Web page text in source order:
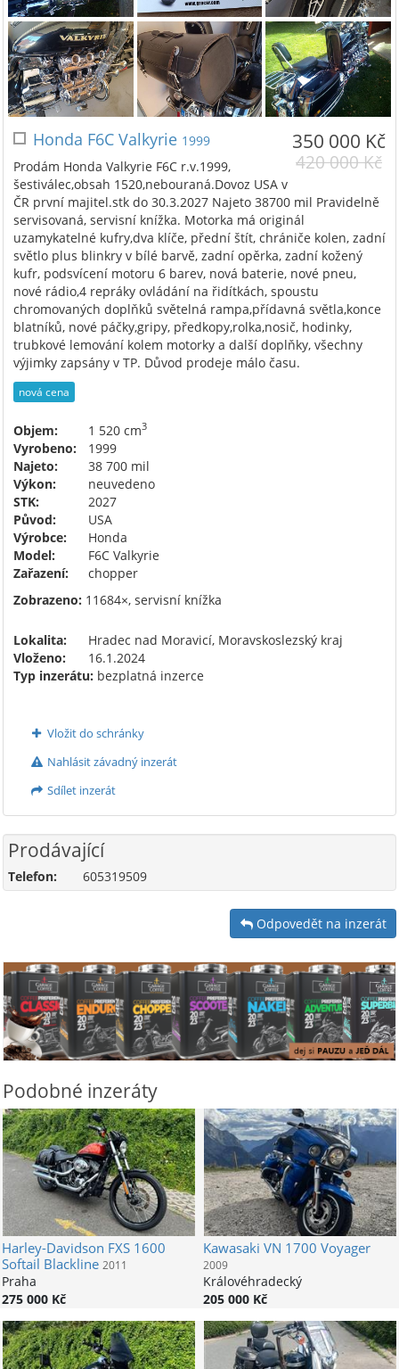
350 000 Kč
420 000 Kč
Honda F6C Valkyrie 1999
Prodám Honda Valkyrie F6C r.v.1999,
šestiválec,obsah 1520,nebouraná.Dovoz USA v
ČR první majitel.stk do 30.3.2027 Najeto 38700 mil Pravidelně
servisovaná, servisní knížka. Motorka má originál
uzamykatelné kufry,dva klíče, přední štít, chrániče kolen, zadní
světlo plus blinkry v bílé barvě, zadní opěrka, zadní kožený
kufr, podsvícení motoru 6 barev, nová baterie, nové pneu,
nové rádio,4 repráky ovládání na řidítkách, spoustu
chromovaných doplňků světelná rampa,přídavná světla,konce
blatníků, nové páčky,gripy, předkopy,rolka,nosič, hodinky,
trubkové lemování kolem motorky a další doplňky, všechny
výjimky zapsány v TP. Důvod prodeje málo času.
nová cena
Objem: 1 520 cm3
Vyrobeno:
1999
Najeto:
38 700 mil
Výkon:
neuvedeno
STK:
2027
Původ:
USA
Výrobce:
Honda
Model:
F6C Valkyrie
Zařazení:
chopper
Zobrazeno: 11684×, servisní knížka
Lokalita:
Hradec nad Moravicí, Moravskoslezský kraj
Vloženo:
16.1.2024
Typ inzerátu: bezplatná inzerce
Vložit do schránky
Nahlásit závadný inzerát
Sdílet inzerát
Prodávající
Telefon: 605319509
Odpovedět na inzerát
Podobné inzeráty
Harley-Davidson FXS 1600
Softail Blackline 2011
Praha
275 000 Kč
Kawasaki VN 1700 Voyager
2009
Královéhradecký
205 000 Kč